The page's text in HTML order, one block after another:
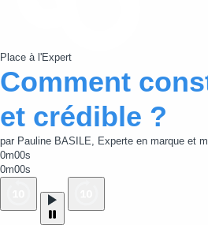
Place à l'Expert
Comment
et crédible ?
par Pauline BASILE, Experte en marque et
0m00s
0m00s